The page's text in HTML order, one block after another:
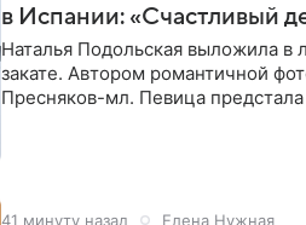
в Испании: «Счастливый
Наталья Подольская выложила
закате. Автором романтичной
Пресняков-мл. Певица
41 минуту назад Елена Нужная